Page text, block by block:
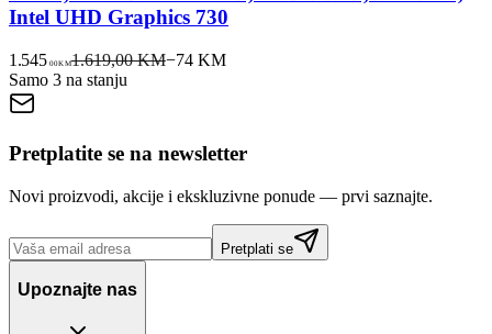
Intel UHD Graphics 730
1.545 00KM1.619,00 KM−74KM
Samo 3 na stanju
Pretplatite se na newsletter
Novi proizvodi, akcije i ekskluzivne ponude — prvi saznajte.
Pretplati se
Upoznajte nas